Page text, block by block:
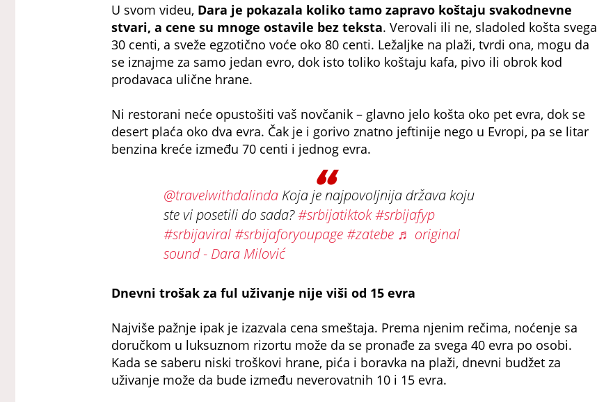
U svom videu, Dara je pokazala koliko tamo zapravo koštaju svakodnevne
stvari, a cene su mnoge ostavile bez teksta. Verovali ili ne, sladoled košta svega
30 centi, a sveže egzotično voće oko 80 centi. Ležaljke na plaži, tvrdi ona, mogu da
se iznajme za samo jedan evro, dok isto toliko koštaju kafa, pivo ili obrok kod
prodavaca ulične hrane.
Ni restorani neće opustošiti vaš novčanik – glavno jelo košta oko pet evra, dok se
desert plaća oko dva evra. Čak je i gorivo znatno jeftinije nego u Evropi, pa se litar
benzina kreće između 70 centi i jednog evra.
@travelwithdalindaKoja je najpovoljnija država koju
ste vi posetili do sada?#srbijatiktok #srbijafyp
#srbijaviral #srbijaforyoupage #zatebe ♬ original
sound - Dara Milović
Dnevni trošak za ful uživanje nije viši od 15 evra
Najviše pažnje ipak je izazvala cena smeštaja. Prema njenim rečima, noćenje sa
doručkom u luksuznom rizortu može da se pronađe za svega 40 evra po osobi.
Kada se saberu niski troškovi hrane, pića i boravka na plaži, dnevni budžet za
uživanje može da bude između neverovatnih 10 i 15 evra.